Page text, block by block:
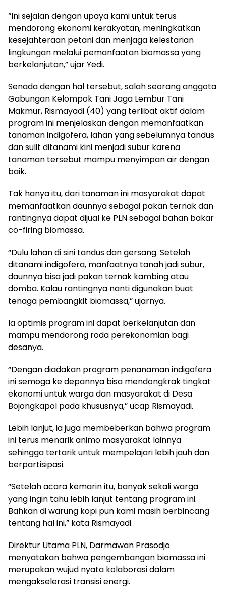
“Ini sejalan dengan upaya kami untuk terus
mendorong ekonomi kerakyatan, meningkatkan
kesejahteraan petani dan menjaga kelestarian
lingkungan melalui pemanfaatan biomassa yang
berkelanjutan,” ujar Yedi.
Senada dengan hal tersebut, salah seorang anggota
Gabungan Kelompok Tani Jaga Lembur Tani
Makmur, Rismayadi (40) yang terlibat aktif dalam
program ini menjelaskan dengan memanfaatkan
tanaman indigofera, lahan yang sebelumnya tandus
dan sulit ditanami kini menjadi subur karena
tanaman tersebut mampu menyimpan air dengan
baik.
Tak hanya itu, dari tanaman ini masyarakat dapat
memanfaatkan daunnya sebagai pakan ternak dan
rantingnya dapat dijual ke PLN sebagai bahan bakar
co-firing biomassa.
“Dulu lahan di sini tandus dan gersang. Setelah
ditanami indigofera, manfaatnya tanah jadi subur,
daunnya bisa jadi pakan ternak kambing atau
domba. Kalau rantingnya nanti digunakan buat
tenaga pembangkit biomassa,” ujarnya.
Ia optimis program ini dapat berkelanjutan dan
mampu mendorong roda perekonomian bagi
desanya.
“Dengan diadakan program penanaman indigofera
ini semoga ke depannya bisa mendongkrak tingkat
ekonomi untuk warga dan masyarakat di Desa
Bojongkapol pada khususnya,” ucap Rismayadi.
Lebih lanjut, ia juga membeberkan bahwa program
ini terus menarik animo masyarakat lainnya
sehingga tertarik untuk mempelajari lebih jauh dan
berpartisipasi.
“Setelah acara kemarin itu, banyak sekali warga
yang ingin tahu lebih lanjut tentang program ini.
Bahkan di warung kopi pun kami masih berbincang
tentang hal ini,” kata Rismayadi.
Direktur Utama PLN, Darmawan Prasodjo
menyatakan bahwa pengembangan biomassa ini
merupakan wujud nyata kolaborasi dalam
mengakselerasi transisi energi.